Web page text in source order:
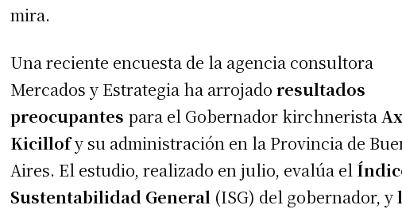
mira.
Una reciente encuesta de la agencia consultora
Mercados y Estrategia ha arrojadoresultados
preocupantes para el Gobernador kirchnerista
Kicillofy su administración en la Provincia de
Aires. El estudio, realizado en julio, evalúa el
Sustentabilidad General (ISG) del gobernador, y